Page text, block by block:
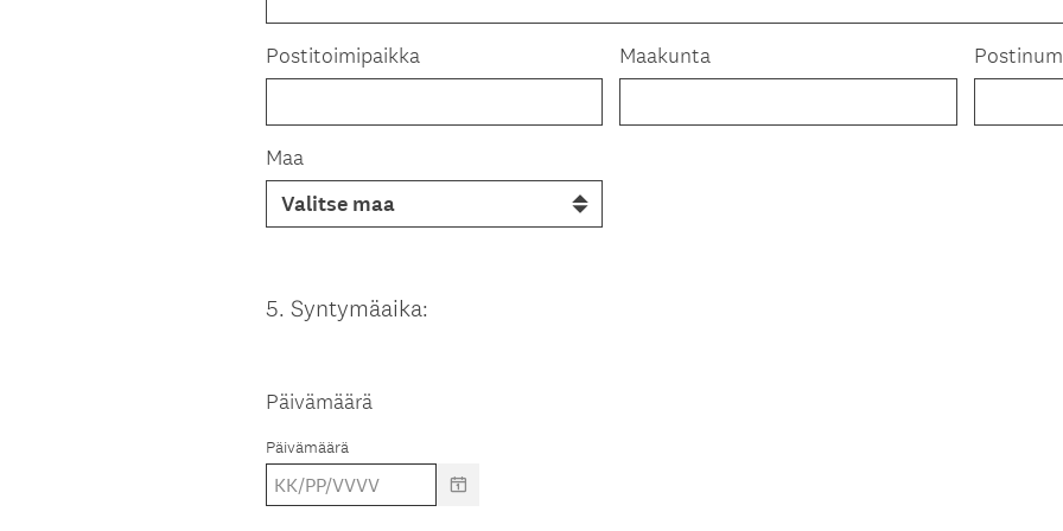
Postitoimipaikka Maakunta
Maa
Question
5. Syntymäaika:
Päivämäärä
Päivämäärä